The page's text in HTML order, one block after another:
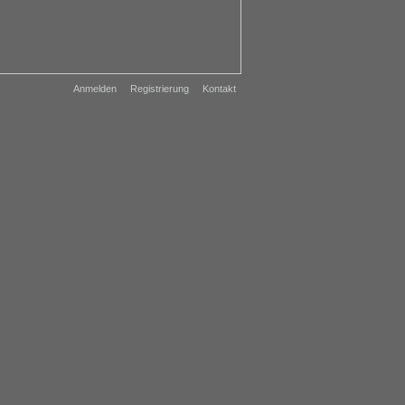
Anmelden Registrierung Kontakt